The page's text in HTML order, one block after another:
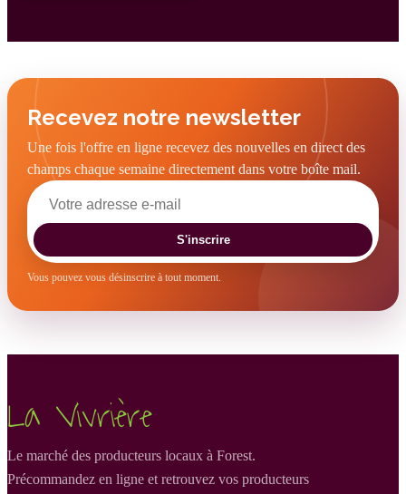
Recevez notre newsletter
Une fois l'offre en ligne recevez des nouvelles en direct des
champs chaque semaine directement dans votre boîte mail.
S'inscrire
Vous pouvez vous désinscrire à tout moment.
La Vivrière
Le marché des producteurs locaux à Forest.
Précommandez en ligne et retrouvez vos producteurs